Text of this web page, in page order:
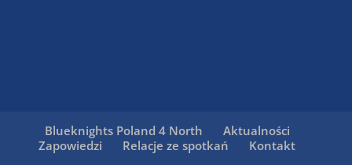
Blueknights Poland 4 North
Aktualności
Zapowiedzi
Relacje ze spotkań Kontakt